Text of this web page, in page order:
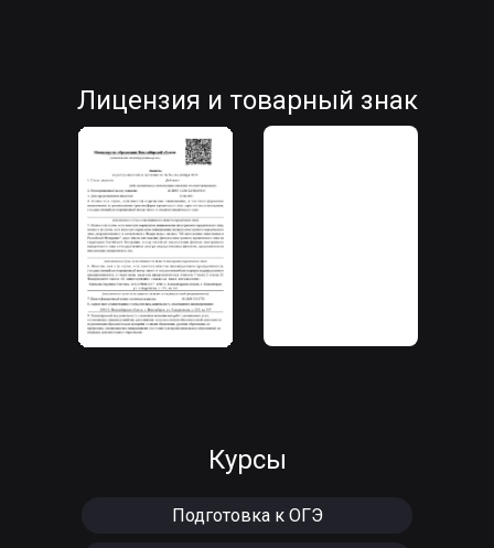
Курсы
Лицензия и товарный знак
Подготовка к ОГЭ